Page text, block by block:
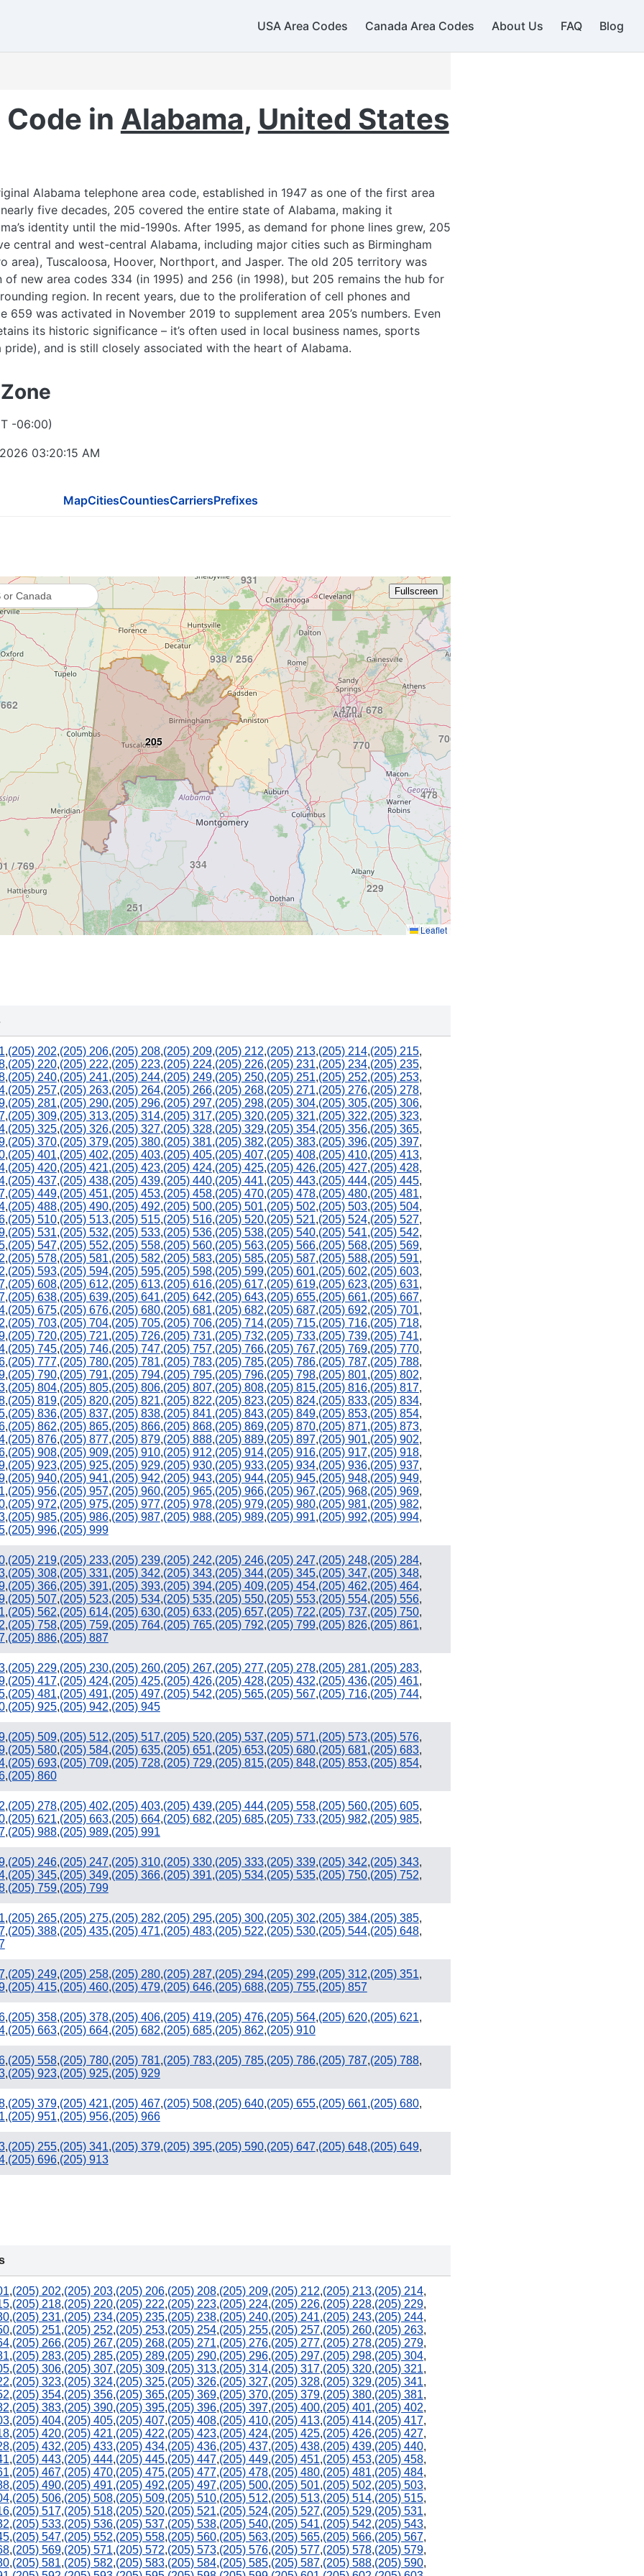
USA Area Codes Canada Area Codes About Us FAQ Blog
in Alabama, United States
Alabama telephone area code, established in 1947 as one of the first area
five decades, 205 covered the entire state of Alabama, making it
identity until the mid-1990s. After 1995, as demand for phone lines grew, 205
central and west-central Alabama, including major cities such as Birmingham
area), Tuscaloosa, Hoover, Northport, and Jasper. The old 205 territory was
of new area codes 334 (in 1995) and 256 (in 1998), but 205 remains the hub for
region. In recent years, due to the proliferation of cell phones and
659 was activated in November 2019 to supplement area 205’s numbers. Even
its historic significance – it’s often used in local business names, sports
pride), and is still closely associated with the heart of Alabama.
-06:00)
03:20:16 AM
MapCitiesCountiesCarriersPrefixes
205 706 / 762
478
770
470 / 678
229
765
260
502
/ 769
513
614
937
217 317
812
931
662
419 / 567
938 / 256
251
334
Leaflet
Fullscreen
,(205) 202,(205) 206,(205) 208,(205) 209,(205) 212,(205) 213,(205) 214,(205) 215,
,(205) 220,(205) 222,(205) 223,(205) 224,(205) 226,(205) 231,(205) 234,(205) 235,
,(205) 240,(205) 241,(205) 244,(205) 249,(205) 250,(205) 251,(205) 252,(205) 253,
,(205) 257,(205) 263,(205) 264,(205) 266,(205) 268,(205) 271,(205) 276,(205) 278,
,(205) 281,(205) 290,(205) 296,(205) 297,(205) 298,(205) 304,(205) 305,(205) 306,
,(205) 309,(205) 313,(205) 314,(205) 317,(205) 320,(205) 321,(205) 322,(205) 323,
,(205) 325,(205) 326,(205) 327,(205) 328,(205) 329,(205) 354,(205) 356,(205) 365,
,(205) 370,(205) 379,(205) 380,(205) 381,(205) 382,(205) 383,(205) 396,(205) 397,
,(205) 401,(205) 402,(205) 403,(205) 405,(205) 407,(205) 408,(205) 410,(205) 413,
,(205) 420,(205) 421,(205) 423,(205) 424,(205) 425,(205) 426,(205) 427,(205) 428,
,(205) 437,(205) 438,(205) 439,(205) 440,(205) 441,(205) 443,(205) 444,(205) 445,
,(205) 449,(205) 451,(205) 453,(205) 458,(205) 470,(205) 478,(205) 480,(205) 481,
,(205) 488,(205) 490,(205) 492,(205) 500,(205) 501,(205) 502,(205) 503,(205) 504,
,(205) 510,(205) 513,(205) 515,(205) 516,(205) 520,(205) 521,(205) 524,(205) 527,
,(205) 531,(205) 532,(205) 533,(205) 536,(205) 538,(205) 540,(205) 541,(205) 542,
,(205) 547,(205) 552,(205) 558,(205) 560,(205) 563,(205) 566,(205) 568,(205) 569,
,(205) 578,(205) 581,(205) 582,(205) 583,(205) 585,(205) 587,(205) 588,(205) 591,
,(205) 593,(205) 594,(205) 595,(205) 598,(205) 599,(205) 601,(205) 602,(205) 603,
,(205) 608,(205) 612,(205) 613,(205) 616,(205) 617,(205) 619,(205) 623,(205) 631,
,(205) 638,(205) 639,(205) 641,(205) 642,(205) 643,(205) 655,(205) 661,(205) 667,
,(205) 675,(205) 676,(205) 680,(205) 681,(205) 682,(205) 687,(205) 692,(205) 701,
,(205) 703,(205) 704,(205) 705,(205) 706,(205) 714,(205) 715,(205) 716,(205) 718,
,(205) 720,(205) 721,(205) 726,(205) 731,(205) 732,(205) 733,(205) 739,(205) 741,
,(205) 745,(205) 746,(205) 747,(205) 757,(205) 766,(205) 767,(205) 769,(205) 770,
,(205) 777,(205) 780,(205) 781,(205) 783,(205) 785,(205) 786,(205) 787,(205) 788,
,(205) 790,(205) 791,(205) 794,(205) 795,(205) 796,(205) 798,(205) 801,(205) 802,
,(205) 804,(205) 805,(205) 806,(205) 807,(205) 808,(205) 815,(205) 816,(205) 817,
,(205) 819,(205) 820,(205) 821,(205) 822,(205) 823,(205) 824,(205) 833,(205) 834,
,(205) 836,(205) 837,(205) 838,(205) 841,(205) 843,(205) 849,(205) 853,(205) 854,
,(205) 862,(205) 865,(205) 866,(205) 868,(205) 869,(205) 870,(205) 871,(205) 873,
,(205) 876,(205) 877,(205) 879,(205) 888,(205) 889,(205) 897,(205) 901,(205) 902,
,(205) 908,(205) 909,(205) 910,(205) 912,(205) 914,(205) 916,(205) 917,(205) 918,
,(205) 923,(205) 925,(205) 929,(205) 930,(205) 933,(205) 934,(205) 936,(205) 937,
,(205) 940,(205) 941,(205) 942,(205) 943,(205) 944,(205) 945,(205) 948,(205) 949,
,(205) 956,(205) 957,(205) 960,(205) 965,(205) 966,(205) 967,(205) 968,(205) 969,
,(205) 972,(205) 975,(205) 977,(205) 978,(205) 979,(205) 980,(205) 981,(205) 982,
,(205) 985,(205) 986,(205) 987,(205) 988,(205) 989,(205) 991,(205) 992,(205) 994,
,(205) 996,(205) 999
,(205) 219,(205) 233,(205) 239,(205) 242,(205) 246,(205) 247,(205) 248,(205) 284,
,(205) 308,(205) 331,(205) 342,(205) 343,(205) 344,(205) 345,(205) 347,(205) 348,
,(205) 366,(205) 391,(205) 393,(205) 394,(205) 409,(205) 454,(205) 462,(205) 464,
,(205) 507,(205) 523,(205) 534,(205) 535,(205) 550,(205) 553,(205) 554,(205) 556,
,(205) 562,(205) 614,(205) 630,(205) 633,(205) 657,(205) 722,(205) 737,(205) 750,
,(205) 758,(205) 759,(205) 764,(205) 765,(205) 792,(205) 799,(205) 826,(205) 861,
,(205) 886,(205) 887
,(205) 229,(205) 230,(205) 260,(205) 267,(205) 277,(205) 278,(205) 281,(205) 283,
,(205) 417,(205) 424,(205) 425,(205) 426,(205) 428,(205) 432,(205) 436,(205) 461,
,(205) 481,(205) 491,(205) 497,(205) 542,(205) 565,(205) 567,(205) 716,(205) 744,
,(205) 925,(205) 942,(205) 945
,(205) 509,(205) 512,(205) 517,(205) 520,(205) 537,(205) 571,(205) 573,(205) 576,
,(205) 580,(205) 584,(205) 635,(205) 651,(205) 653,(205) 680,(205) 681,(205) 683,
,(205) 693,(205) 709,(205) 728,(205) 729,(205) 815,(205) 848,(205) 853,(205) 854,
,(205) 860
,(205) 278,(205) 402,(205) 403,(205) 439,(205) 444,(205) 558,(205) 560,(205) 605,
,(205) 621,(205) 663,(205) 664,(205) 682,(205) 685,(205) 733,(205) 982,(205) 985,
,(205) 988,(205) 989,(205) 991
,(205) 246,(205) 247,(205) 310,(205) 330,(205) 333,(205) 339,(205) 342,(205) 343,
,(205) 345,(205) 349,(205) 366,(205) 391,(205) 534,(205) 535,(205) 750,(205) 752,
,(205) 759,(205) 799
,(205) 265,(205) 275,(205) 282,(205) 295,(205) 300,(205) 302,(205) 384,(205) 385,
,(205) 388,(205) 435,(205) 471,(205) 483,(205) 522,(205) 530,(205) 544,(205) 648,
,(205) 249,(205) 258,(205) 280,(205) 287,(205) 294,(205) 299,(205) 312,(205) 351,
,(205) 415,(205) 460,(205) 479,(205) 646,(205) 688,(205) 755,(205) 857
,(205) 358,(205) 378,(205) 406,(205) 419,(205) 476,(205) 564,(205) 620,(205) 621,
,(205) 663,(205) 664,(205) 682,(205) 685,(205) 862,(205) 910
,(205) 558,(205) 780,(205) 781,(205) 783,(205) 785,(205) 786,(205) 787,(205) 788,
,(205) 923,(205) 925,(205) 929
,(205) 379,(205) 421,(205) 467,(205) 508,(205) 640,(205) 655,(205) 661,(205) 680,
,(205) 951,(205) 956,(205) 966
,(205) 255,(205) 341,(205) 379,(205) 395,(205) 590,(205) 647,(205) 648,(205) 649,
,(205) 696,(205) 913
,(205) 202,(205) 203,(205) 206,(205) 208,(205) 209,(205) 212,(205) 213,(205) 214,
,(205) 218,(205) 220,(205) 222,(205) 223,(205) 224,(205) 226,(205) 228,(205) 229,
,(205) 231,(205) 234,(205) 235,(205) 238,(205) 240,(205) 241,(205) 243,(205) 244,
,(205) 251,(205) 252,(205) 253,(205) 254,(205) 255,(205) 257,(205) 260,(205) 263,
,(205) 266,(205) 267,(205) 268,(205) 271,(205) 276,(205) 277,(205) 278,(205) 279,
,(205) 283,(205) 285,(205) 289,(205) 290,(205) 296,(205) 297,(205) 298,(205) 304,
,(205) 306,(205) 307,(205) 309,(205) 313,(205) 314,(205) 317,(205) 320,(205) 321,
,(205) 323,(205) 324,(205) 325,(205) 326,(205) 327,(205) 328,(205) 329,(205) 341,
,(205) 354,(205) 356,(205) 365,(205) 369,(205) 370,(205) 379,(205) 380,(205) 381,
,(205) 383,(205) 390,(205) 395,(205) 396,(205) 397,(205) 400,(205) 401,(205) 402,
,(205) 404,(205) 405,(205) 407,(205) 408,(205) 410,(205) 413,(205) 414,(205) 417,
,(205) 420,(205) 421,(205) 422,(205) 423,(205) 424,(205) 425,(205) 426,(205) 427,
,(205) 432,(205) 433,(205) 434,(205) 436,(205) 437,(205) 438,(205) 439,(205) 440,
,(205) 443,(205) 444,(205) 445,(205) 447,(205) 449,(205) 451,(205) 453,(205) 458,
,(205) 467,(205) 470,(205) 475,(205) 477,(205) 478,(205) 480,(205) 481,(205) 484,
,(205) 490,(205) 491,(205) 492,(205) 497,(205) 500,(205) 501,(205) 502,(205) 503,
,(205) 506,(205) 508,(205) 509,(205) 510,(205) 512,(205) 513,(205) 514,(205) 515,
,(205) 517,(205) 518,(205) 520,(205) 521,(205) 524,(205) 527,(205) 529,(205) 531,
,(205) 533,(205) 536,(205) 537,(205) 538,(205) 540,(205) 541,(205) 542,(205) 543,
,(205) 547,(205) 552,(205) 558,(205) 560,(205) 563,(205) 565,(205) 566,(205) 567,
,(205) 569,(205) 571,(205) 572,(205) 573,(205) 576,(205) 577,(205) 578,(205) 579,
,(205) 581,(205) 582,(205) 583,(205) 584,(205) 585,(205) 587,(205) 588,(205) 590,